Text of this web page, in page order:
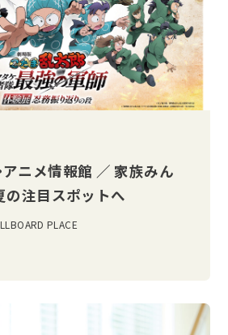
アニメ情報館 ／ 家族みん
の注目スポットへ
PLACE